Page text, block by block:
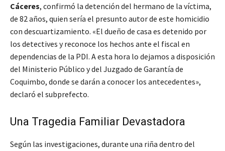
Cáceres, confirmó la detención del hermano de la víctima,
de 82 años, quien sería el presunto autor de este homicidio
con descuartizamiento. «El dueño de casa es detenido por
los detectives y reconoce los hechos ante el fiscal en
dependencias de la PDI. A esta hora lo dejamos a disposición
del Ministerio Público y del Juzgado de Garantía de
Coquimbo, donde se darán a conocer los antecedentes»,
declaró el subprefecto.
Una Tragedia Familiar Devastadora
Según las investigaciones, durante una riña dentro del